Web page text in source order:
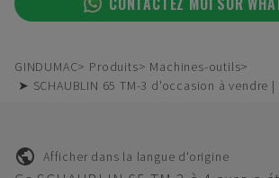
GINDUMAC Produits
Machines-outils
➤ SCHAUBLIN 65 TM-3 d'occasion à vendre
Afficher dans la langue d'origine